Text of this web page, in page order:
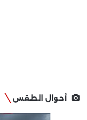
أحوال الطقس